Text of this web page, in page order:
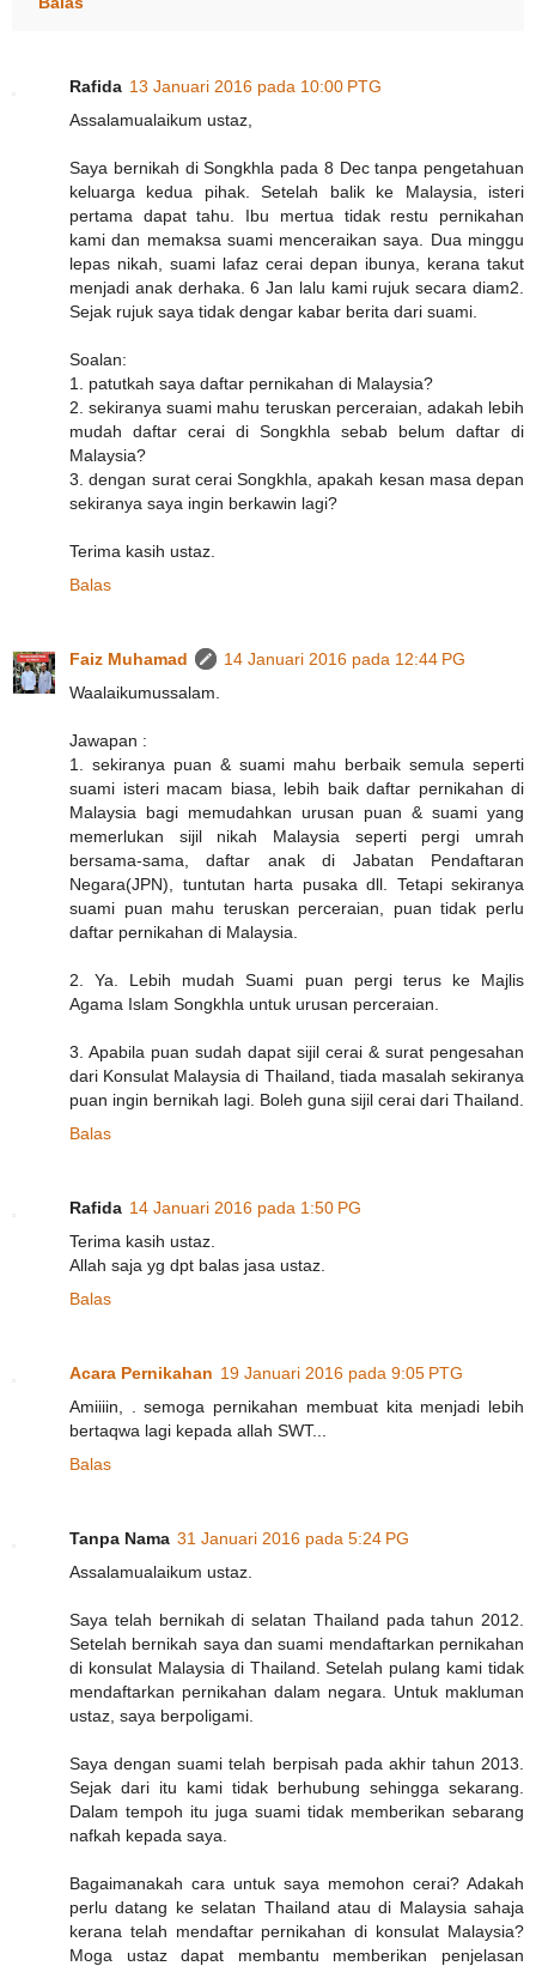
Rafida 13 Januari 2016 pada 10:00 PTG
Assalamualaikum ustaz,
Saya bernikah di Songkhla pada 8 Dec tanpa pengetahuan
keluarga kedua pihak. Setelah balik ke Malaysia, isteri
pertama dapat tahu. Ibu mertua tidak restu pernikahan
kami dan memaksa suami menceraikan saya. Dua minggu
lepas nikah, suami lafaz cerai depan ibunya, kerana takut
menjadi anak derhaka. 6 Jan lalu kami rujuk secara diam2.
Sejak rujuk saya tidak dengar kabar berita dari suami.
Soalan:
1. patutkah saya daftar pernikahan di Malaysia?
2. sekiranya suami mahu teruskan perceraian, adakah lebih
mudah daftar cerai di Songkhla sebab belum daftar di
Malaysia?
3. dengan surat cerai Songkhla, apakah kesan masa depan
sekiranya saya ingin berkawin lagi?
Terima kasih ustaz.
Balas
Faiz Muhamad
14 Januari 2016 pada 12:44 PG
Waalaikumussalam.
Jawapan :
1. sekiranya puan & suami mahu berbaik semula seperti
suami isteri macam biasa, lebih baik daftar pernikahan di
Malaysia bagi memudahkan urusan puan & suami yang
memerlukan sijil nikah Malaysia seperti pergi umrah
bersama-sama, daftar anak di Jabatan Pendaftaran
Negara(JPN), tuntutan harta pusaka dll. Tetapi sekiranya
suami puan mahu teruskan perceraian, puan tidak perlu
daftar pernikahan di Malaysia.
2. Ya. Lebih mudah Suami puan pergi terus ke Majlis
Agama Islam Songkhla untuk urusan perceraian.
3. Apabila puan sudah dapat sijil cerai & surat pengesahan
dari Konsulat Malaysia di Thailand, tiada masalah sekiranya
puan ingin bernikah lagi. Boleh guna sijil cerai dari Thailand.
Balas
Rafida 14 Januari 2016 pada 1:50 PG
Terima kasih ustaz.
Allah saja yg dpt balas jasa ustaz.
Balas
Acara Pernikahan 19 Januari 2016 pada 9:05 PTG
Amiiiin, . semoga pernikahan membuat kita menjadi lebih
bertaqwa lagi kepada allah SWT...
Balas
Tanpa Nama 31 Januari 2016 pada 5:24 PG
Assalamualaikum ustaz.
Saya telah bernikah di selatan Thailand pada tahun 2012.
Setelah bernikah saya dan suami mendaftarkan pernikahan
di konsulat Malaysia di Thailand. Setelah pulang kami tidak
mendaftarkan pernikahan dalam negara. Untuk makluman
ustaz, saya berpoligami.
Saya dengan suami telah berpisah pada akhir tahun 2013.
Sejak dari itu kami tidak berhubung sehingga sekarang.
Dalam tempoh itu juga suami tidak memberikan sebarang
nafkah kepada saya.
Bagaimanakah cara untuk saya memohon cerai? Adakah
perlu datang ke selatan Thailand atau di Malaysia sahaja
kerana telah mendaftar pernikahan di konsulat Malaysia?
Moga ustaz dapat membantu memberikan penjelasan